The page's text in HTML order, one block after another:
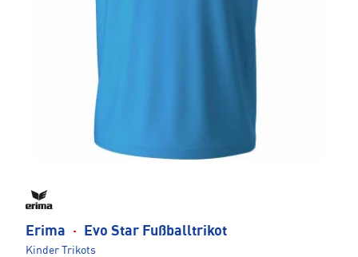
Erima · Evo Star Fußballtrikot
Kinder Trikots